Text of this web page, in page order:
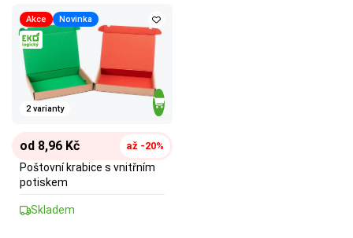
Akce Novinka
2 varianty
od 8,96 Kč až -20%
Poštovní krabice s vnitřním
potiskem
Skladem